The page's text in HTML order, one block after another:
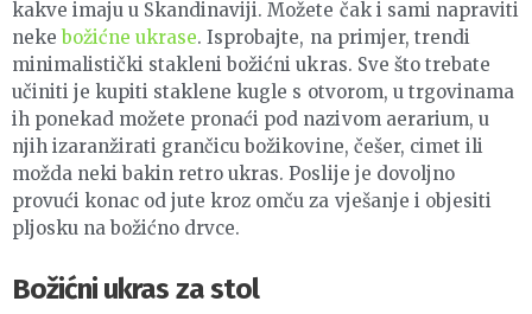
kakve imaju u Skandinaviji. Možete čak i sami napraviti
nekebožićne ukrase. Isprobajte, na primjer, trendi
minimalistički stakleni božićni ukras. Sve što trebate
učiniti je kupiti staklene kugle s otvorom, u trgovinama
ih ponekad možete pronaći pod nazivom aerarium, u
njih izaranžirati grančicu božikovine, češer, cimet ili
možda neki bakin retro ukras. Poslije je dovoljno
provući konac od jute kroz omču za vješanje i objesiti
pljosku na božićno drvce.
Božićni ukras za stol